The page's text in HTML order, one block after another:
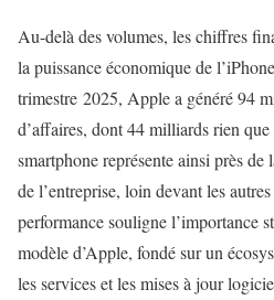
Au-delà des volumes, les chiffres
la puissance économique de
trimestre 2025, Apple a généré 94
d’affaires, dont 44 milliards rien
smartphone représente ainsi près
de l’entreprise, loin devant les
performance souligne l’importance
modèle d’Apple, fondé sur un
les services et les mises à jour